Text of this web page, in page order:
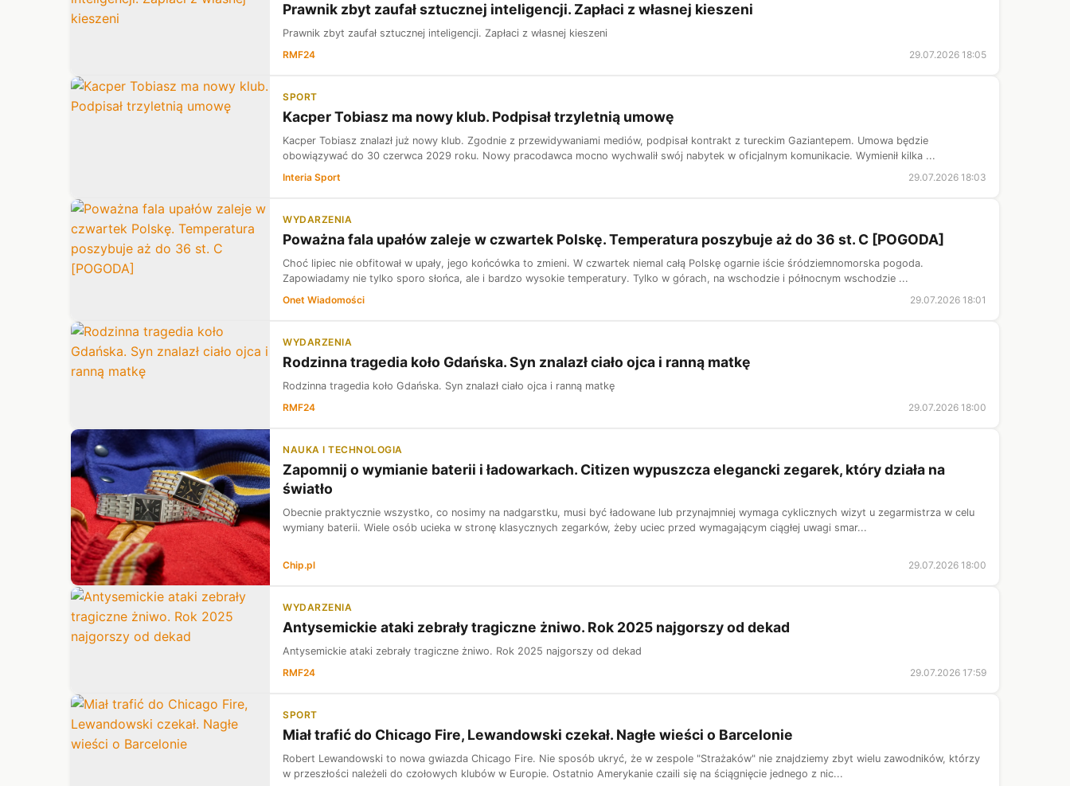
Prawnik zbyt zaufał sztucznej inteligencji. Zapłaci z własnej kieszeni
Prawnik zbyt zaufał sztucznej inteligencji. Zapłaci z własnej kieszeni
RMF24
29.07.2026 18:05
SPORT
Kacper Tobiasz ma nowy klub. Podpisał trzyletnią umowę
Kacper Tobiasz znalazł już nowy klub. Zgodnie z przewidywaniami mediów, podpisał kontrakt z tureckim Gaziantepem. Umowa będzie
obowiązywać do 30 czerwca 2029 roku. Nowy pracodawca mocno wychwalił swój nabytek w oficjalnym komunikacie. Wymienił kilka ...
Interia Sport
29.07.2026 18:03
WYDARZENIA
Poważna fala upałów zaleje w czwartek Polskę. Temperatura poszybuje aż do 36 st. C [POGODA]
Choć lipiec nie obfitował w upały, jego końcówka to zmieni. W czwartek niemal całą Polskę ogarnie iście śródziemnomorska pogoda.
Zapowiadamy nie tylko sporo słońca, ale i bardzo wysokie temperatury. Tylko w górach, na wschodzie i północnym wschodzie ...
Onet Wiadomości
29.07.2026 18:01
WYDARZENIA
Rodzinna tragedia koło Gdańska. Syn znalazł ciało ojca i ranną matkę
Rodzinna tragedia koło Gdańska. Syn znalazł ciało ojca i ranną matkę
RMF24
29.07.2026 18:00
NAUKA I TECHNOLOGIA
Zapomnij o wymianie baterii i ładowarkach. Citizen wypuszcza elegancki zegarek, który działa na
światło
Obecnie praktycznie wszystko, co nosimy na nadgarstku, musi być ładowane lub przynajmniej wymaga cyklicznych wizyt u zegarmistrza w celu
wymiany baterii. Wiele osób ucieka w stronę klasycznych zegarków, żeby uciec przed wymagającym ciągłej uwagi smar...
Chip.pl 29.07.2026 18:00
WYDARZENIA
Antysemickie ataki zebrały tragiczne żniwo. Rok 2025 najgorszy od dekad
Antysemickie ataki zebrały tragiczne żniwo. Rok 2025 najgorszy od dekad
RMF24
29.07.2026 17:59
SPORT
Miał trafić do Chicago Fire, Lewandowski czekał. Nagłe wieści o Barcelonie
Robert Lewandowski to nowa gwiazda Chicago Fire. Nie sposób ukryć, że w zespole "Strażaków" nie znajdziemy zbyt wielu zawodników, którzy
w przeszłości należeli do czołowych klubów w Europie. Ostatnio Amerykanie czaili się na ściągnięcie jednego z nic...